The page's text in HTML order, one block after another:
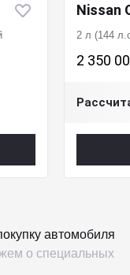
Nissan
2 л (144
2 350
автомобиля
о специальных